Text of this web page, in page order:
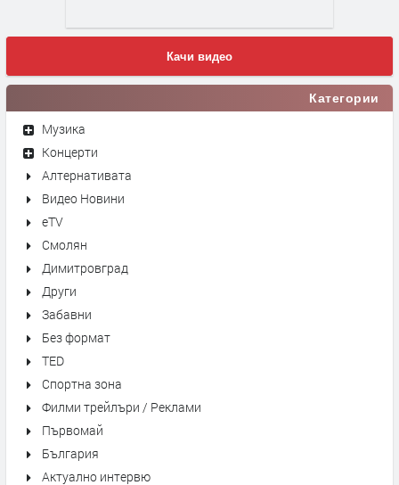
Качи видео
Категории
Музика
Концерти
Алтернативата
Видео Новини
eTV
Смолян
Димитровград
Други
Забавни
Без формат
TED
Спортна зона
Филми трейлъри / Реклами
Първомай
България
Актуално интервю